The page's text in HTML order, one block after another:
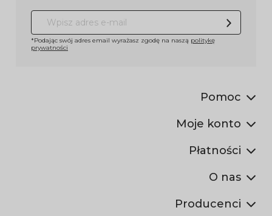
*Podając swój adres email wyrażasz zgodę na naszą politykę
prywatności
Pomoc
Moje konto
Płatności
O nas
Producenci